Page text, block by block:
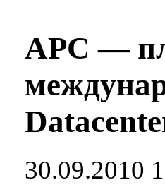
APC —
30.09.2010